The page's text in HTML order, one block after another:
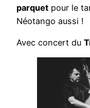
parquet pour le
Néotango aussi !
Avec concert du